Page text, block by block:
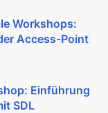
Workshops:
Access-Point
Einführung
SDL